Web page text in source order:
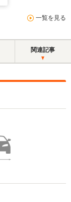
一覧を見る
関連記事